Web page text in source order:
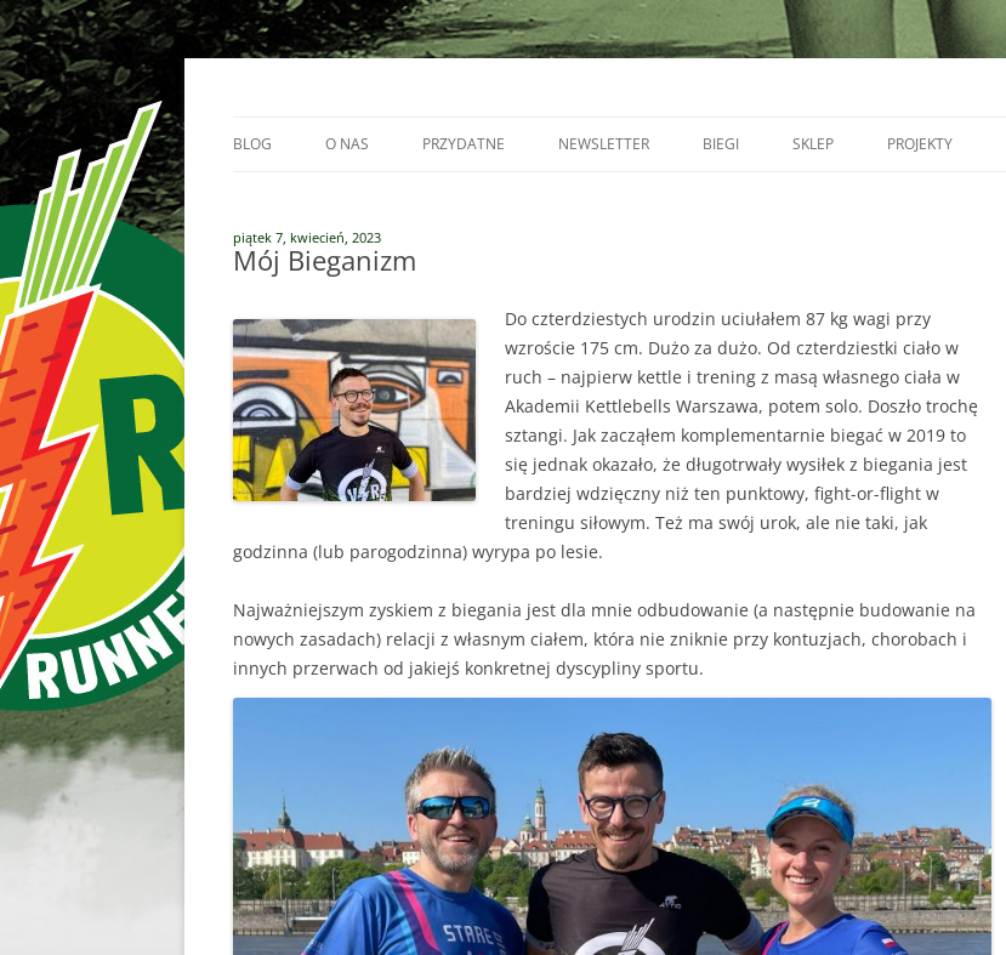
Przejdź
BLOG O NAS
PARTNERZY
PRZYDATNE NEWSLETTER BIEGI SKLEP PROJEKTY
piątek 7, kwiecień, 2023
Mój Bieganizm
Do czterdziestych urodzin uciułałem 87 kg wagi przy
wzroście 175 cm. Dużo za dużo. Od czterdziestki ciało w
ruch – najpierw kettle i trening z masą własnego ciała w
Akademii Kettlebells Warszawa, potem solo. Doszło trochę
sztangi. Jak zacząłem komplementarnie biegać w 2019 to
się jednak okazało, że długotrwały wysiłek z biegania jest
bardziej wdzięczny niż ten punktowy, fight-or-flight w
treningu siłowym. Też ma swój urok, ale nie taki, jak
godzinna (lub parogodzinna) wyrypa po lesie.
Najważniejszym zyskiem z biegania jest dla mnie odbudowanie (a następnie budowanie na
nowych zasadach) relacji z własnym ciałem, która nie zniknie przy kontuzjach, chorobach i
innych przerwach od jakiejś konkretnej dyscypliny sportu.